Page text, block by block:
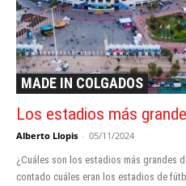
MADE IN COLGADOS
Los estadios más
Alberto Llopis - 05/11/2024
¿Cuáles son los estadios más grandes
contado cuáles eran los estadios de